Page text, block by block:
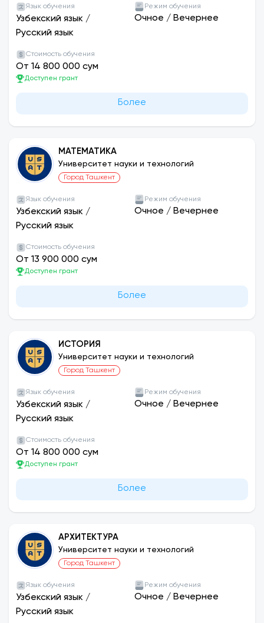
Язык обучения
Узбекский язык /
Русский язык
Режим обучения
Очное / Вечернее
Стоимость обучения
От 14 800 000 сум
Доступен грант
Более
МАТЕМАТИКА
Университет науки и технологий
Город Ташкент
Язык обучения
Узбекский язык /
Русский язык
Режим обучения
Очное / Вечернее
Стоимость обучения
От 13 900 000 сум
Доступен грант
Более
ИСТОРИЯ
Университет науки и технологий
Город Ташкент
Язык обучения
Узбекский язык /
Русский язык
Режим обучения
Очное / Вечернее
Стоимость обучения
От 14 800 000 сум
Доступен грант
Более
АРХИТЕКТУРА
Университет науки и технологий
Город Ташкент
Язык обучения
Узбекский язык /
Русский язык
Режим обучения
Очное / Вечернее